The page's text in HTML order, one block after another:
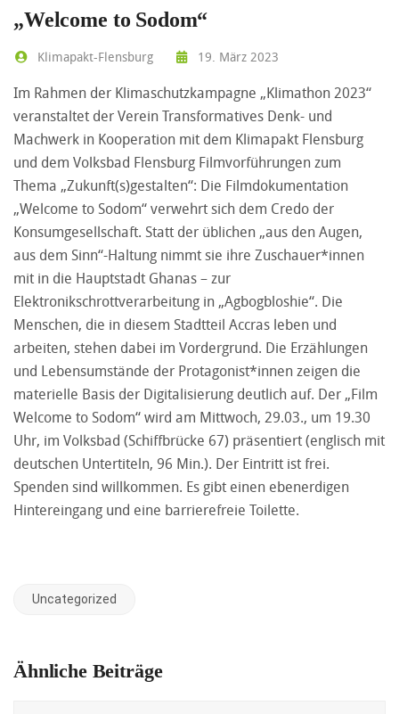
„Welcome to Sodom“
Klimapakt-Flensburg 19. März 2023
Im Rahmen der Klimaschutzkampagne „Klimathon 2023“
veranstaltet der Verein Transformatives Denk- und
Machwerk in Kooperation mit dem Klimapakt Flensburg
und dem Volksbad Flensburg Filmvorführungen zum
Thema „Zukunft(s)gestalten“: Die Filmdokumentation
„Welcome to Sodom“ verwehrt sich dem Credo der
Konsumgesellschaft. Statt der üblichen „aus den Augen,
aus dem Sinn“-Haltung nimmt sie ihre Zuschauer*innen
mit in die Hauptstadt Ghanas – zur
Elektronikschrottverarbeitung in „Agbogbloshie“. Die
Menschen, die in diesem Stadtteil Accras leben und
arbeiten, stehen dabei im Vordergrund. Die Erzählungen
und Lebensumstände der Protagonist*innen zeigen die
materielle Basis der Digitalisierung deutlich auf. Der „Film
Welcome to Sodom“ wird am Mittwoch, 29.03., um 19.30
Uhr, im Volksbad (Schiffbrücke 67) präsentiert (englisch mit
deutschen Untertiteln, 96 Min.). Der Eintritt ist frei.
Spenden sind willkommen. Es gibt einen ebenerdigen
Hintereingang und eine barrierefreie Toilette.
Uncategorized
Ähnliche Beiträge